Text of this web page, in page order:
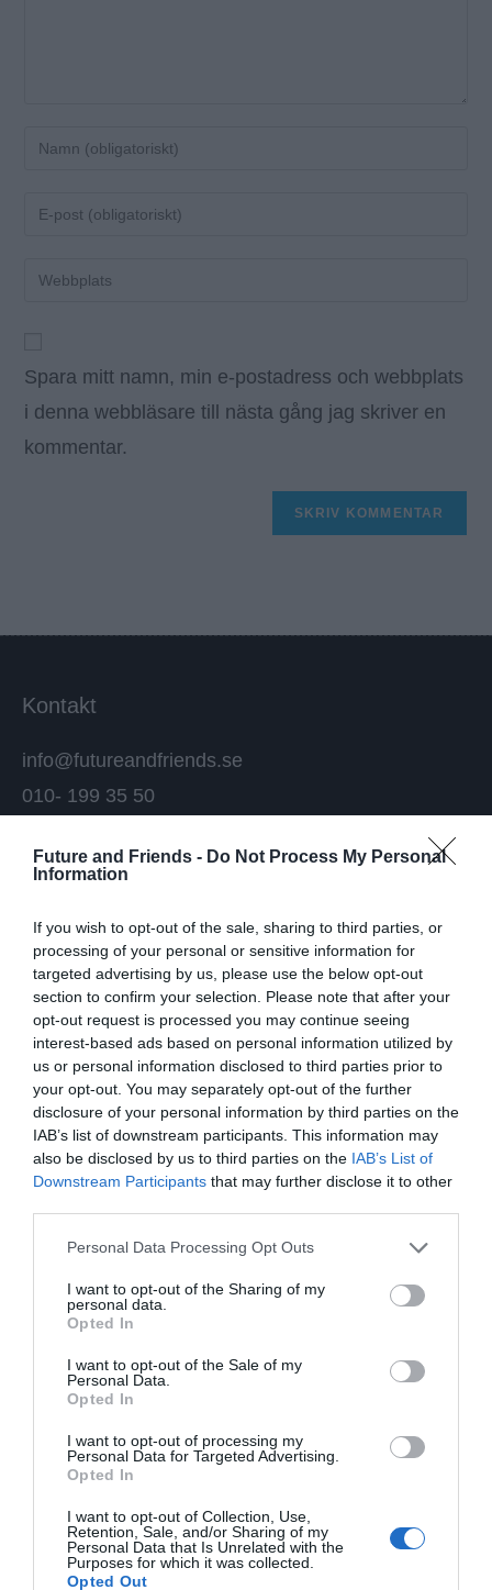
Future and Friends - Do Not Process My Personal
Information
If you wish to opt-out of the sale, sharing to third parties, or
processing of your personal or sensitive information for
targeted advertising by us, please use the below opt-out
section to confirm your selection. Please note that after your
opt-out request is processed you may continue seeing
interest-based ads based on personal information utilized by
us or personal information disclosed to third parties prior to
your opt-out. You may separately opt-out of the further
disclosure of your personal information by third parties on the
IAB’s list of downstream participants. This information may
also be disclosed by us to third parties on the IAB’s List of
Downstream Participants that may further disclose it to other
Personal Data Processing Opt Outs
I want to opt-out of the Sharing of my
personal data.
Opted In
I want to opt-out of the Sale of my
Personal Data.
Opted In
I want to opt-out of processing my
Personal Data for Targeted Advertising.
Opted In
I want to opt-out of Collection, Use,
Retention, Sale, and/or Sharing of my
Personal Data that Is Unrelated with the
Purposes for which it was collected.
Opted Out
Denna webbplats använder cookies
Vi använder enhetsidentifierare för att anpassa innehållet
och annonserna till användarna, tillhandahålla funktioner
för sociala medier och analysera vår trafik. Vi
annons- och analysföretag som vi samarbetar med.
Dessa kan i sin tur kombinera informationen med annan
information som du har tillhandahållit eller som de har
våra cookies vid fortsatt användande av vår webbplats.
Här kan du läsa mer om
Inställningar
OK
Anpassa
eller
för
postadress
kommentera
webbplats
(valfritt)
Spara mitt namn, min e-postadress och webbplats
i denna webbläsare till nästa gång jag skriver en
kommentar.
Kontakt
info@futureandfriends.se
010- 199 35 50
Stockholm, Göteborg och
Information
Rekrytering
Executive
search
Interimslösnin
Lediga jobb
Kontakt
Om oss
Future & Friends är ett
rekryteringsföretag som
executive search och
interimslösningar som